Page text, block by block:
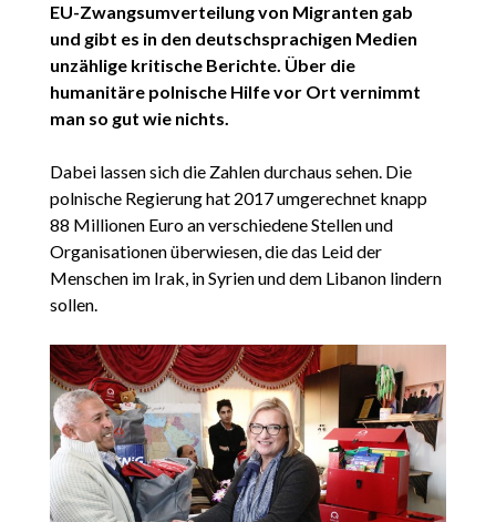
EU-Zwangsumverteilung von Migranten gab
und gibt es in den deutschsprachigen Medien
unzählige kritische Berichte. Über die
humanitäre polnische Hilfe vor Ort vernimmt
man so gut wie nichts.
Dabei lassen sich die Zahlen durchaus sehen. Die
polnische Regierung hat 2017 umgerechnet knapp
88 Millionen Euro an verschiedene Stellen und
Organisationen überwiesen, die das Leid der
Menschen im Irak, in Syrien und dem Libanon lindern
sollen.